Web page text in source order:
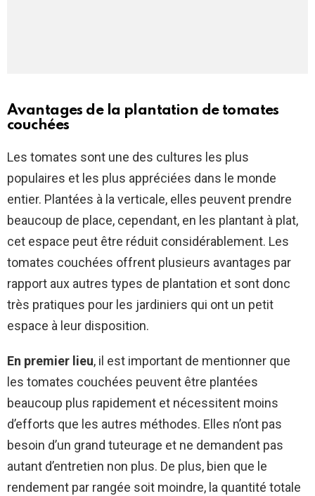
Avantages de la plantation de tomates
couchées
Les tomates sont une des cultures les plus
populaires et les plus appréciées dans le monde
entier. Plantées à la verticale, elles peuvent prendre
beaucoup de place, cependant, en les plantant à plat,
cet espace peut être réduit considérablement. Les
tomates couchées offrent plusieurs avantages par
rapport aux autres types de plantation et sont donc
très pratiques pour les jardiniers qui ont un petit
espace à leur disposition.
En premier lieu, il est important de mentionner que
les tomates couchées peuvent être plantées
beaucoup plus rapidement et nécessitent moins
d’efforts que les autres méthodes. Elles n’ont pas
besoin d’un grand tuteurage et ne demandent pas
autant d’entretien non plus. De plus, bien que le
rendement par rangée soit moindre, la quantité totale